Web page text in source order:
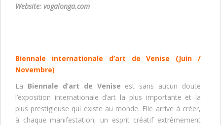
Website: vogalonga.com
Biennale internationale d’art de Venise (Juin /
Novembre)
La Biennale d’art de Venise est sans aucun doute
l’exposition internationale d’art la plus importante et la
plus prestigieuse qui existe au monde. Elle arrive à créer,
à chaque manifestation, un esprit créatif extrêmement